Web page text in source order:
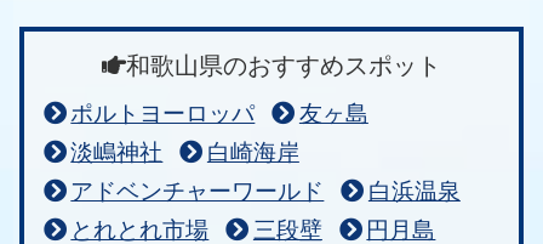
和歌山県のおすすめスポット
ポルトヨーロッパ
友ヶ島
淡嶋神社
白崎海岸
アドベンチャーワールド
白浜温泉
とれとれ市場
三段壁
円月島